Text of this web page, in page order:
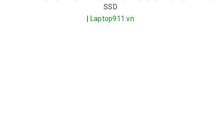
SSD
Laptop911.vn